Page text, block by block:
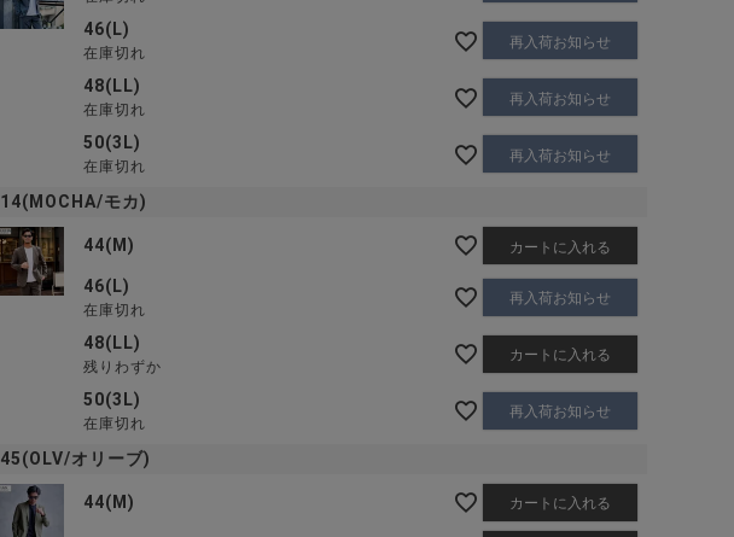
46(L)
在庫切れ
再入荷お知らせ
48(LL)
在庫切れ
再入荷お知らせ
50(3L)
在庫切れ
再入荷お知らせ
14(MOCHA/モカ)
44(M) カートに入れる
46(L)
在庫切れ
再入荷お知らせ
48(LL)
残りわずか
カートに入れる
50(3L)
在庫切れ
再入荷お知らせ
45(OLV/オリーブ)
44(M) カートに入れる